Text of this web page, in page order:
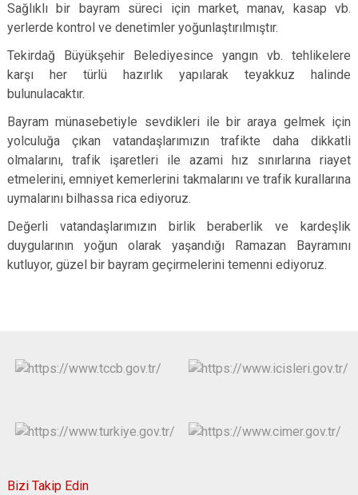
Sağlıklı bir bayram süreci için market, manav, kasap vb.
yerlerde kontrol ve denetimler yoğunlaştırılmıştır.
Tekirdağ Büyükşehir Belediyesince yangın vb. tehlikelere
karşı her türlü hazırlık yapılarak teyakkuz halinde
bulunulacaktır.
Bayram münasebetiyle sevdikleri ile bir araya gelmek için
yolculuğa çıkan vatandaşlarımızın trafikte daha dikkatli
olmalarını, trafik işaretleri ile azami hız sınırlarına riayet
etmelerini, emniyet kemerlerini takmalarını ve trafik kurallarına
uymalarını bilhassa rica ediyoruz.
Değerli vatandaşlarımızın birlik beraberlik ve kardeşlik
duygularının yoğun olarak yaşandığı Ramazan Bayramını
kutluyor, güzel bir bayram geçirmelerini temenni ediyoruz.
Bizi Takip Edin